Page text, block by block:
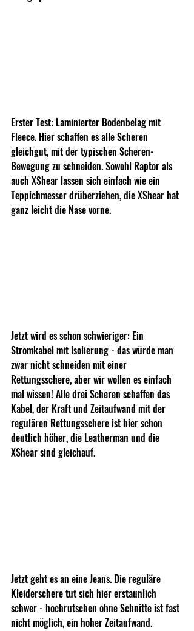
Erster Test: Laminierter Bodenbelag mit
Fleece. Hier schaffen es alle Scheren
gleichgut, mit der typischen Scheren-
Bewegung zu schneiden. Sowohl Raptor als
auch XShear lassen sich einfach wie ein
Teppichmesser drüberziehen, die XShear hat
ganz leicht die Nase vorne.
Jetzt wird es schon schwieriger: Ein
Stromkabel mit Isolierung - das würde man
zwar nicht schneiden mit einer
Rettungsschere, aber wir wollen es einfach
mal wissen! Alle drei Scheren schaffen das
Kabel, der Kraft und Zeitaufwand mit der
regulären Rettungsschere ist hier schon
deutlich höher, die Leatherman und die
XShear sind gleichauf.
Jetzt geht es an eine Jeans. Die reguläre
Kleiderschere tut sich hier erstaunlich
schwer - hochrutschen ohne Schnitte ist fast
nicht möglich, ein hoher Zeitaufwand.